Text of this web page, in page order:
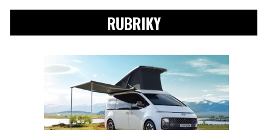
RUBRIKY